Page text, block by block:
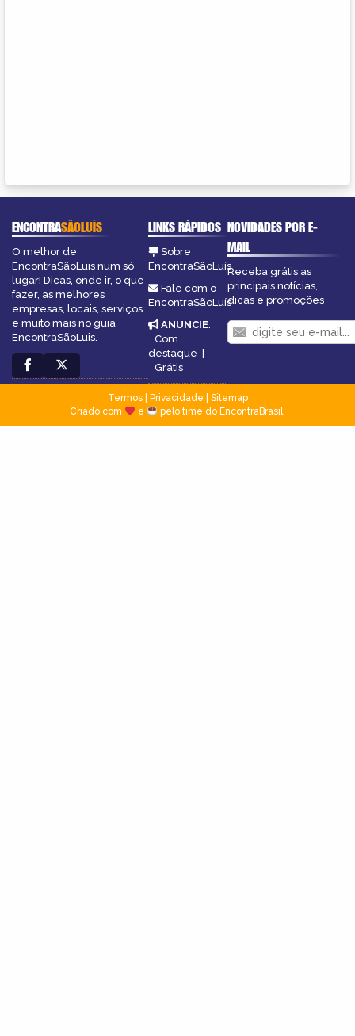
ENCONTRASÃOLUÍS
O melhor de
EncontraSãoLuis num só
lugar! Dicas, onde ir, o que
fazer, as melhores
empresas, locais, serviços
e muito mais no guia
EncontraSãoLuis.
LINKS RÁPIDOS
Sobre
EncontraSãoLuís
Fale com o
EncontraSãoLuís
ANUNCIE:
Com
destaque |
Grátis
NOVIDADES POR E-
MAIL
Receba grátis as
principais notícias,
dicas e promoções
Termos| Privacidade
Sitemap
Criado com
e pelo time do EncontraBrasil